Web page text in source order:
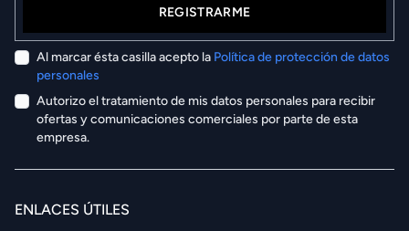
REGISTRARME
Al marcar ésta casilla acepto la Política de protección de datos
personales
Autorizo el tratamiento de mis datos personales para recibir
ofertas y comunicaciones comerciales por parte de esta
empresa.
ENLACES ÚTILES